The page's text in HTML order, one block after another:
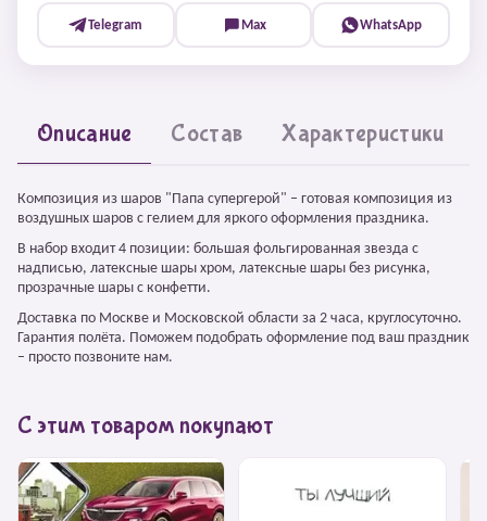
Telegram Max WhatsApp
Описание Состав Характеристики
Композиция из шаров "Папа супергерой" – готовая композиция из
воздушных шаров с гелием для яркого оформления праздника.
В набор входит 4 позиции: большая фольгированная звезда с
надписью, латексные шары хром, латексные шары без рисунка,
прозрачные шары с конфетти.
Доставка по Москве и Московской области за 2 часа, круглосуточно.
Гарантия полёта. Поможем подобрать оформление под ваш праздник
– просто позвоните нам.
С этим товаром покупают